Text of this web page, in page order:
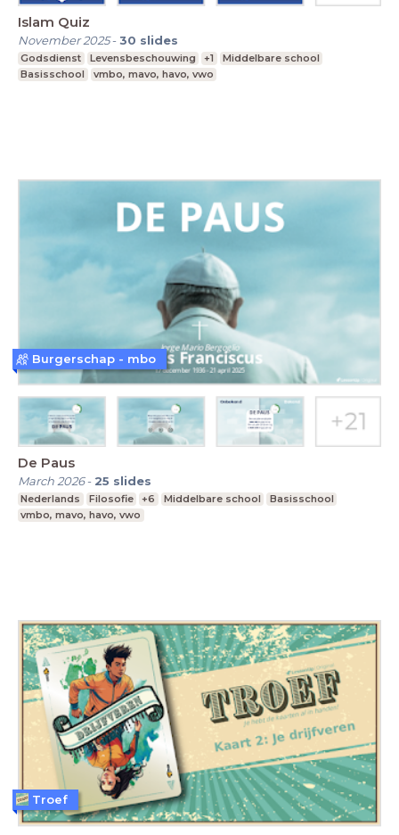
Islam Quiz
November 2025-30 slides
Godsdienst Levensbeschouwing +1
Middelbare school
Basisschool
vmbo, mavo, havo, vwo
De Paus
March 2026- 25 slides
Nederlands Filosofie +6 Middelbare school
Basisschool
vmbo, mavo, havo, vwo
Burgerschap - mbo
Troef